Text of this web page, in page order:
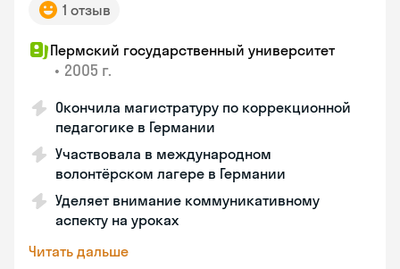
1 отзыв
Пермский государственный университет
• 2005 г.
Окончила магистратуру по коррекционной
педагогике в Германии
Участвовала в международном
волонтёрском лагере в Германии
Уделяет внимание коммуникативному
аспекту на уроках
Читать дальше